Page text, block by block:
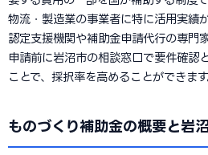
物流・製造業の事業者に特に活用実績
認定支援機関や補助金申請代行の専門
申請前に岩沼市の相談窓口で要件確認
ことで、採択率を高めることができます
ものづくり補助金の概要と岩